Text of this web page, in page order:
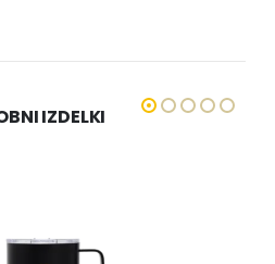
IZDELKI